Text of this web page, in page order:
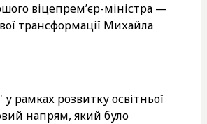
віцепремʼєр-міністра —
трансформації Михайла
рамках розвитку освітньої
напрям, який було